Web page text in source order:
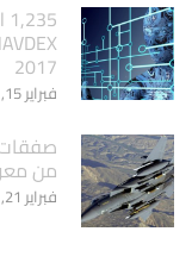
2017
فبراير 15, 2017
من
فبراير 21, 2017